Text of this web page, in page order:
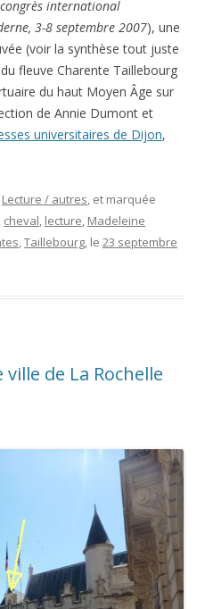
international
3-8 septembre 2007), une
(voir la synthèse tout juste
fleuve Charente Taillebourg
du haut Moyen Âge sur
de Annie Dumont et
universitaires de Dijon,
Lecture / autres, et marquée
, cheval, lecture, Madeleine
,Taillebourg, le 23 septembre
ville de La Rochelle